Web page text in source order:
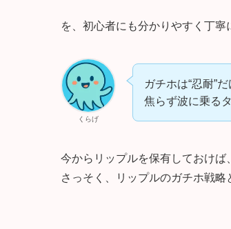
を、初心者にも分かりやすく丁寧
くらげ
ガチホは“忍耐”
焦らず波に乗る
今からリップルを保有しておけば
さっそく、リップルのガチホ戦略